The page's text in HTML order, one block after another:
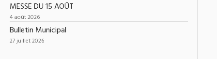
MESSE DU 15 AOÛT
4 août 2026
Bulletin Municipal
27 juillet 2026